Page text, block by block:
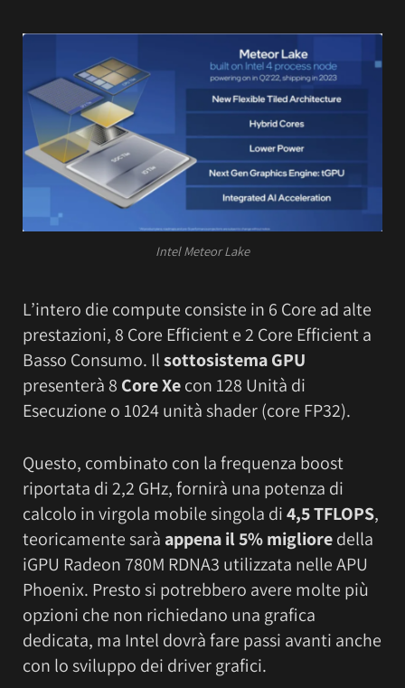
Intel Meteor Lake
L’intero die compute consiste in 6 Core ad alte
prestazioni, 8 Core Efficient e 2 Core Efficient a
Basso Consumo. Ilsottosistema GPU
presenterà 8 Core Xecon 128 Unità di
Esecuzione o 1024 unità shader (core FP32).
Questo, combinato con la frequenza boost
riportata di 2,2 GHz, fornirà una potenza di
calcolo in virgola mobile singola di4,5 TFLOPS,
teoricamente sarà appena il 5% miglioredella
iGPU Radeon 780M RDNA3 utilizzata nelle APU
Phoenix. Presto si potrebbero avere molte più
opzioni che non richiedano una grafica
dedicata, ma Intel dovrà fare passi avanti anche
con lo sviluppo dei driver grafici.